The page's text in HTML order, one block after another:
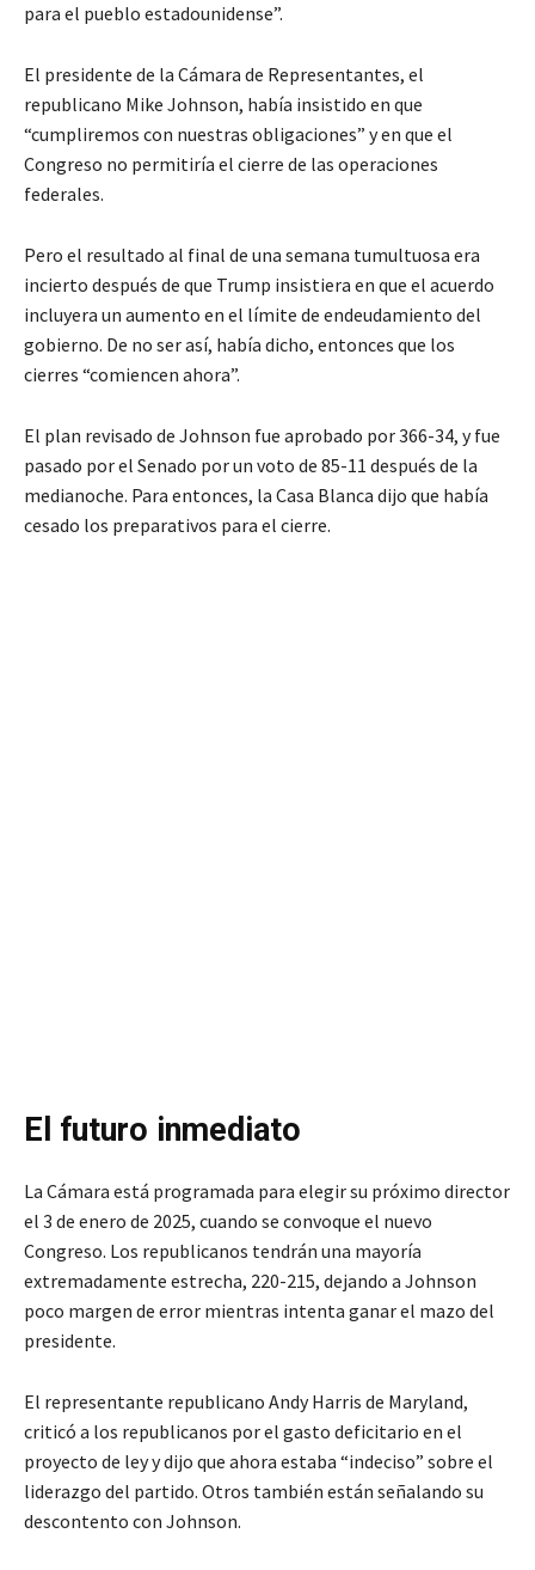
para el pueblo estadounidense”.
El presidente de la Cámara de Representantes, el
republicano Mike Johnson, había insistido en que
“cumpliremos con nuestras obligaciones” y en que el
Congreso no permitiría el cierre de las operaciones
federales.
Pero el resultado al final de una semana tumultuosa era
incierto después de que Trump insistiera en que el acuerdo
incluyera un aumento en el límite de endeudamiento del
gobierno. De no ser así, había dicho, entonces que los
cierres “comiencen ahora”.
El plan revisado de Johnson fue aprobado por 366-34, y fue
pasado por el Senado por un voto de 85-11 después de la
medianoche. Para entonces, la Casa Blanca dijo que había
cesado los preparativos para el cierre.
El futuro inmediato
La Cámara está programada para elegir su próximo director
el 3 de enero de 2025, cuando se convoque el nuevo
Congreso. Los republicanos tendrán una mayoría
extremadamente estrecha, 220-215, dejando a Johnson
poco margen de error mientras intenta ganar el mazo del
presidente.
El representante republicano Andy Harris de Maryland,
criticó a los republicanos por el gasto deficitario en el
proyecto de ley y dijo que ahora estaba “indeciso” sobre el
liderazgo del partido. Otros también están señalando su
descontento con Johnson.